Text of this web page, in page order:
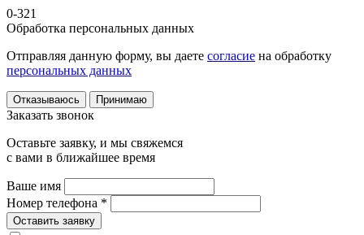
0-321
Обработка персональных данных
Отправляя данную форму, вы даете согласие на обработку
персональных данных
Отказываюсь Принимаю
Заказать звонок
Оставьте заявку, и мы свяжемся
с вами в ближайшее время
Ваше имя
Номер телефона *
Оставить заявку